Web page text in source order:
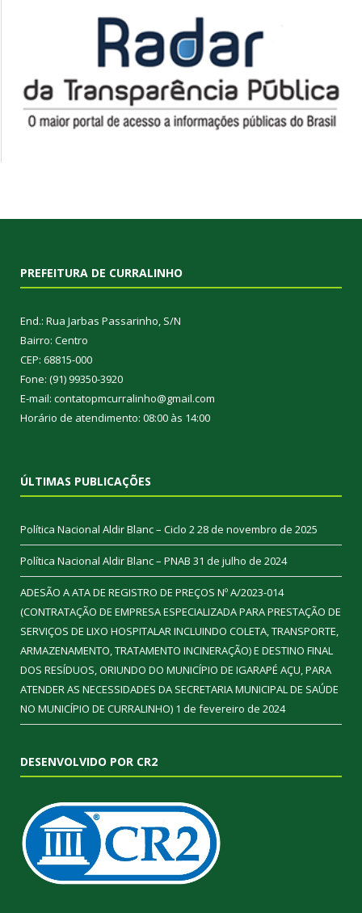
PREFEITURA DE CURRALINHO
End.: Rua Jarbas Passarinho, S/N
Bairro: Centro
CEP: 68815-000
Fone: (91) 99350-3920
E-mail: contatopmcurralinho@gmail.com
Horário de atendimento: 08:00 às 14:00
ÚLTIMAS PUBLICAÇÕES
Política Nacional Aldir Blanc – Ciclo 228 de novembro de 2025
Política Nacional Aldir Blanc – PNAB 31 de julho de 2024
ADESÃO A ATA DE REGISTRO DE PREÇOS Nº A/2023-014
(CONTRATAÇÃO DE EMPRESA ESPECIALIZADA PARA PRESTAÇÃO DE
SERVIÇOS DE LIXO HOSPITALAR INCLUINDO COLETA, TRANSPORTE,
ARMAZENAMENTO, TRATAMENTO INCINERAÇÃO) E DESTINO FINAL
DOS RESÍDUOS, ORIUNDO DO MUNICÍPIO DE IGARAPÉ AÇU, PARA
ATENDER AS NECESSIDADES DA SECRETARIA MUNICIPAL DE SAÚDE
NO MUNICÍPIO DE CURRALINHO) 1 de fevereiro de 2024
DESENVOLVIDO POR CR2